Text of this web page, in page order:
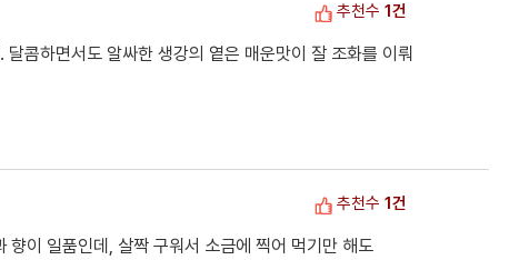
콤하면서도 알싸한 생강의 옅은 매운맛이 잘 조화를 이뤄
추천수1건
이 일품인데, 살짝 구워서 소금에 찍어 먹기만 해도
추천수1건